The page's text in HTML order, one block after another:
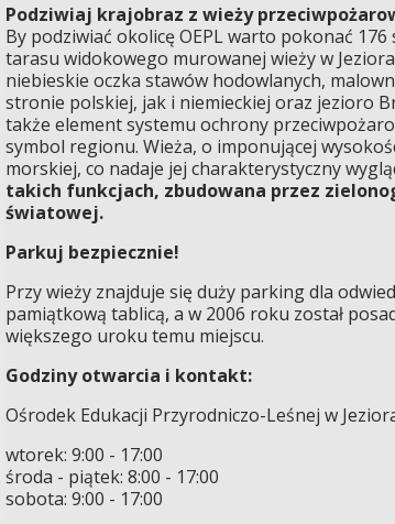
Podziwiaj krajobraz z wieży
By podziwiać okolicę OEPL warto pokonać
tarasu widokowego murowanej wieży w
niebieskie oczka stawów hodowlanych,
stronie polskiej, jak i niemieckiej oraz jezioro
także element systemu ochrony
symbol regionu. Wieża, o imponującej
morskiej, co nadaje jej charakterystyczny
takich funkcjach, zbudowana przez
światowej.
Parkuj bezpiecznie!
Przy wieży znajduje się duży parking dla
pamiątkową tablicą, a w 2006 roku został
większego uroku temu miejscu.
Godziny otwarcia i kontakt:
Ośrodek Edukacji Przyrodniczo-Leśnej w
wtorek: 9:00 - 17:00
środa - piątek: 8:00 - 17:00
sobota: 9:00 - 17:00